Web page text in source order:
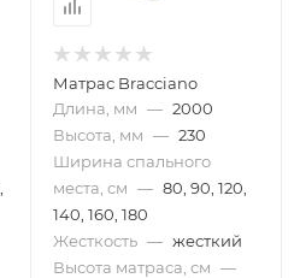
Матрас Bracciano
Длина, мм — 2000
Высота, мм — 230
Ширина спального
места, см — 80, 90, 120,
140, 160, 180
Жесткость — жесткий
Высота матраса, см —